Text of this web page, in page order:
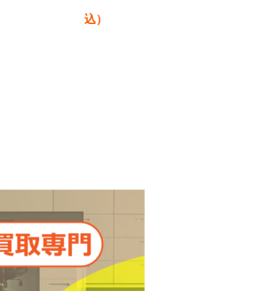
込）